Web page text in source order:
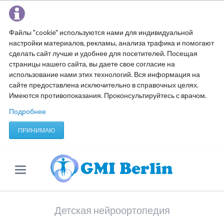
Файлы "cookie" используются нами для индивидуальной
настройки материалов, рекламы, анализа трафика и помогают
сделать сайт лучше и удобнее для посетителей. Посещая
страницы нашего сайта, вы даете свое согласие на
использование нами этих технологий. Вся информация на
сайте предоставлена исключительно в справочных целях.
Имеются противопоказания. Проконсультируйтесь с врачом.
Подробнее
ПРИНИМАЮ
Детская нейроортопедия